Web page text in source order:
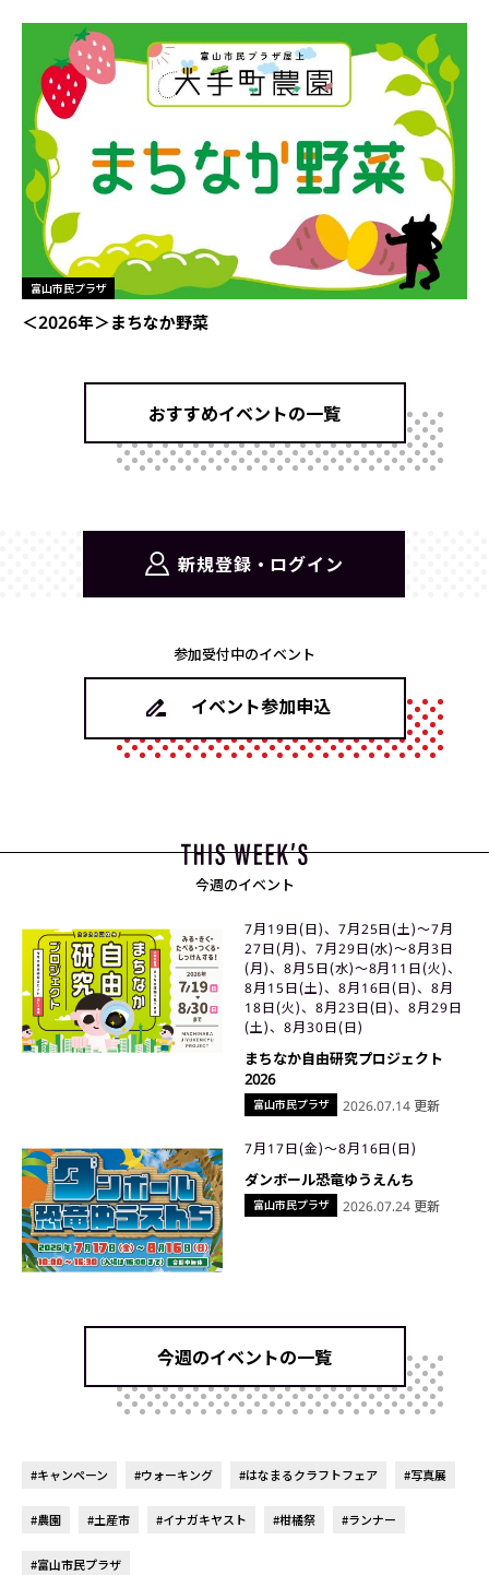
富山市民プラザ
＜2026年＞まちなか野菜
おすすめイベントの一覧
新規登録・ログイン
参加受付中のイベント
イベント参加申込
今週のイベント
富山市民プラザ
7月19日(日)、7月25日(土)〜7月
27日(月)、7月29日(水)〜8月3日
(月)、8月5日(水)〜8月11日(火)、
8月15日(土)、8月16日(日)、8月
18日(火)、8月23日(日)、8月29日
(土)、8月30日(日)
まちなか自由研究プロジェクト
2026
2026.07.14 更新
富山市民プラザ
7月17日(金)〜8月16日(日)
ダンボール恐竜ゆうえんち
2026.07.24 更新
今週のイベントの一覧
#キャンペーン #ウォーキング #はなまるクラフトフェア #写真展
#農園 #土産市 #イナガキヤスト #柑橘祭 #ランナー
#富山市民プラザ